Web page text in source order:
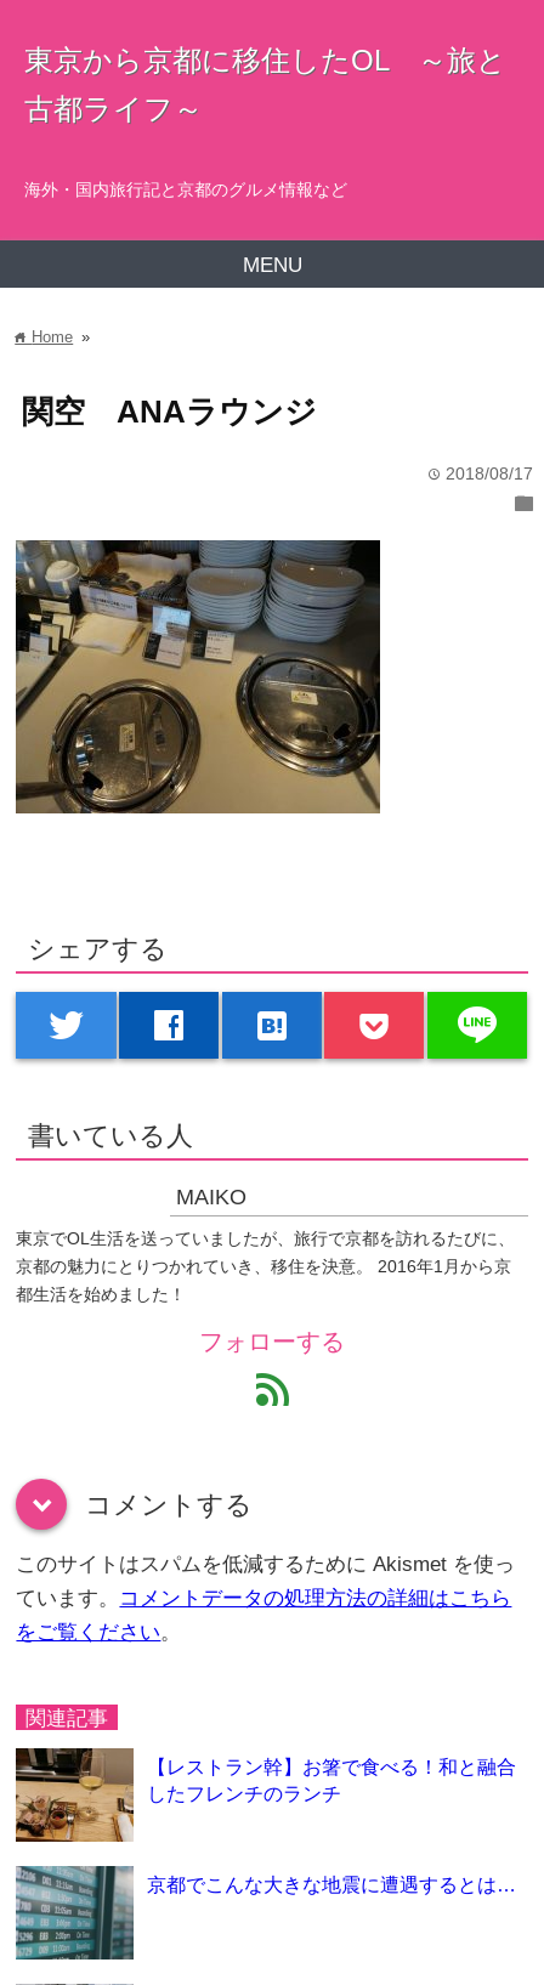
東京から京都に移住したOL ～旅と
古都ライフ～
海外・国内旅行記と京都のグルメ情報など
MENU
home Home »
関空 ANAラウンジ
time 2018/08/17
folder
シェアする
twitter facebook hatenabookmark line
書いている人
MAIKO
東京でOL生活を送っていましたが、旅行で京都を訪れるたびに、
京都の魅力にとりつかれていき、移住を決意。 2016年1月から京
都生活を始めました！
フォローする
feed
down コメントする
このサイトはスパムを低減するために Akismet を使っ
ています。 コメントデータの処理方法の詳細はこちら
をご覧ください。
関連記事
【レストラン幹】お箸で食べる！和と融合
したフレンチのランチ
京都でこんな大きな地震に遭遇するとは…